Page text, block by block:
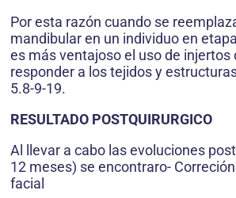
Por esta razón cuando se
mandibular en un individuo en
es más ventajoso el uso de injertos
responder a los tejidos y
5.8-9-19.
RESULTADO POSTQUIRURGICO
Al llevar a cabo las evoluciones
12 meses) se encontraro-
facial